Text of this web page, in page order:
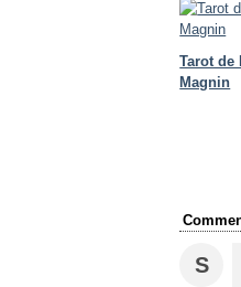
Tarot de
Magnin
S